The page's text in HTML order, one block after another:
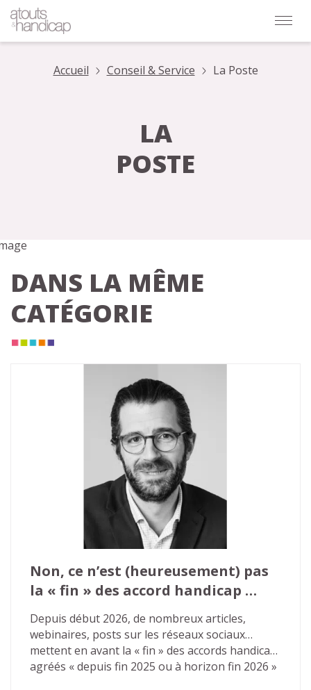
Accueil Conseil & Service La Poste
LA
POSTE
DANS LA MÊME
CATÉGORIE
Non, ce n’est (heureusement) pas
la « fin » des accord handicap
agrées
Depuis début 2026, de nombreux articles,
webinaires, posts sur les réseaux sociaux…
mettent en avant la « fin » des accords handicap
agréés « depuis fin 2025 ou à horizon fin 2026 »